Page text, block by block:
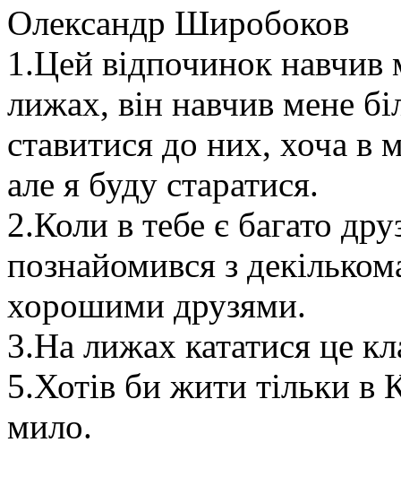
Олександр Широбоков
1.Цей відпочинок навчив
лижах, він навчив мене
ставитися до них, хоча в
але я буду старатися.
2.Коли в тебе є багато
познайомився з
хорошими друзями.
3.На лижах кататися це
5.Хотів би жити тільки в
мило.